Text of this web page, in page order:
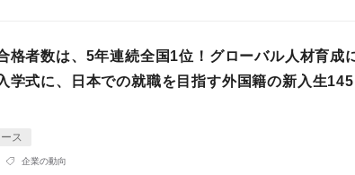
格者数は、5年連続全国1位！グローバル人材育成
学式に、日本での就職を目指す外国籍の新入生145
ス
企業の動向